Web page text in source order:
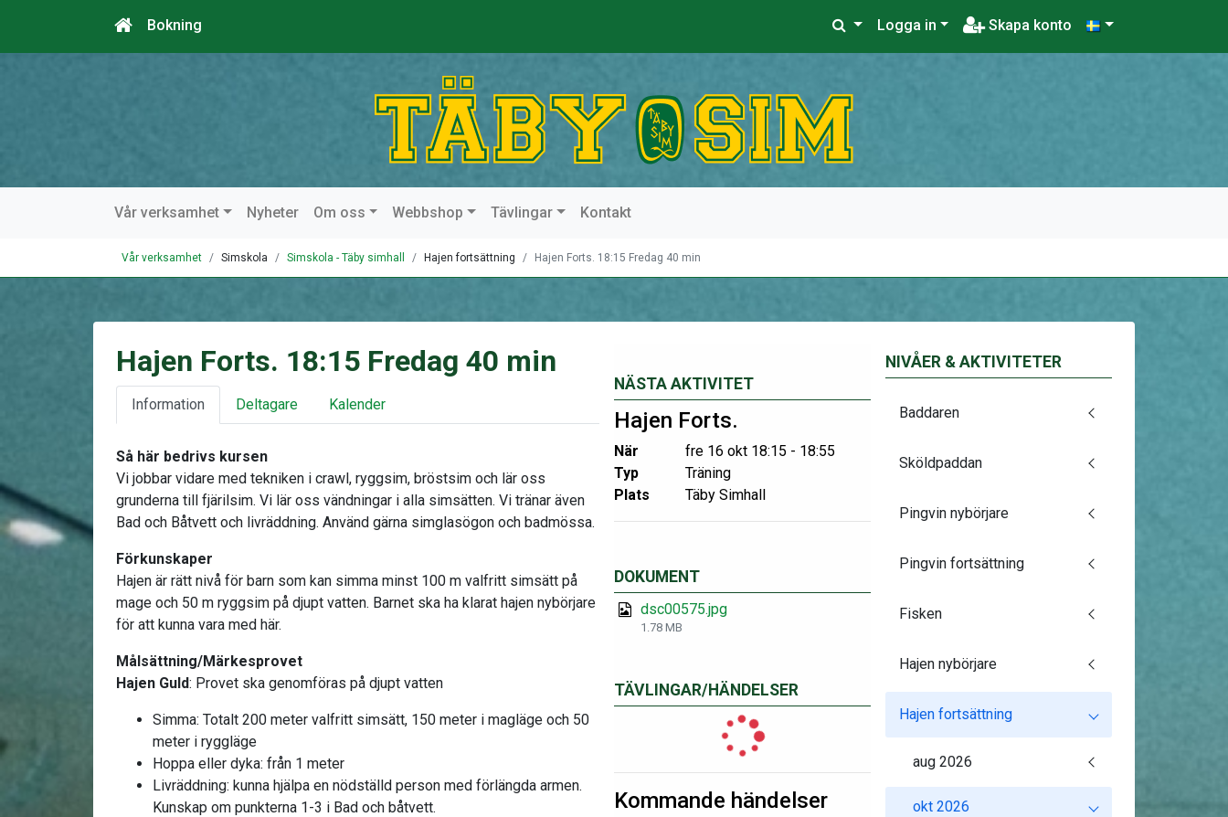
Bokning Logga in Skapa konto
Vår verksamhet Nyheter Om oss Webbshop Tävlingar Kontakt
Vår verksamhet Simskola Simskola - Täby simhall Hajen fortsättning Hajen Forts. 18:15 Fredag 40 min
NÄSTA AKTIVITET
Hajen Forts.
När
fre 16 okt 18:15 - 18:55
Typ
Träning
Plats
Täby Simhall
DOKUMENT
dsc00575.jpg
1.78 MB
TÄVLINGAR/HÄNDELSER
Kommande händelser
Hajen Forts. 18:15 Fredag 40 min
Information Deltagare Kalender
Så här bedrivs kursen
Vi jobbar vidare med tekniken i crawl, ryggsim, bröstsim och lär oss
grunderna till fjärilsim. Vi lär oss vändningar i alla simsätten. Vi tränar även
Bad och Båtvett och livräddning. Använd gärna simglasögon och badmössa.
Förkunskaper
Hajen är rätt nivå för barn som kan simma minst 100 m valfritt simsätt på
mage och 50 m ryggsim på djupt vatten. Barnet ska ha klarat hajen nybörjare
för att kunna vara med här.
Målsättning/Märkesprovet
Hajen Guld: Provet ska genomföras på djupt vatten
Simma: Totalt 200 meter valfritt simsätt, 150 meter i magläge och 50
meter i ryggläge
Hoppa eller dyka: från 1 meter
Livräddning: kunna hjälpa en nödställd person med förlängda armen.
Kunskap om punkterna 1-3 i Bad och båtvett.
NIVÅER & AKTIVITETER
Baddaren
Sköldpaddan
Pingvin nybörjare
Pingvin fortsättning
Fisken
Hajen nybörjare
Hajen fortsättning
aug 2026
okt 2026